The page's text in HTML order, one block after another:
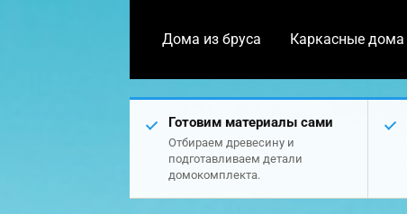
Дома из бруса Каркасные дома
Готовим материалы сами
Отбираем древесину и
подготавливаем детали
домокомплекта.